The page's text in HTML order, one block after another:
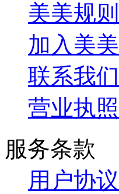
美美规则
加入美美
联系我们
营业执照
服务条款
用户协议